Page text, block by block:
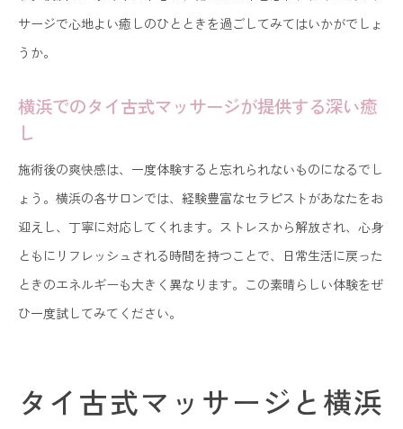
横浜でタイ古式マッサージを再体験する理由
ジ
横浜のサロンで感じるタイ古式マッサージの再発
見
タイ古式マッサージが導く横浜での新たな心身の
調和
タイ古式マッサージが横浜市で実現する個別のリラク
めて
サージで心地よい癒しのひとときを過ごしてみてはいかがでしょ
うか。
横浜でのタイ古式マッサージが提供する深い癒
し
施術後の爽快感は、一度体験すると忘れられないものになるでし
ょう。横浜の各サロンでは、経験豊富なセラピストがあなたをお
迎えし、丁寧に対応してくれます。ストレスから解放され、心身
ともにリフレッシュされる時間を持つことで、日常生活に戻った
ときのエネルギーも大きく異なります。この素晴らしい体験をぜ
ひ一度試してみてください。
タイ古式マッサージと横浜